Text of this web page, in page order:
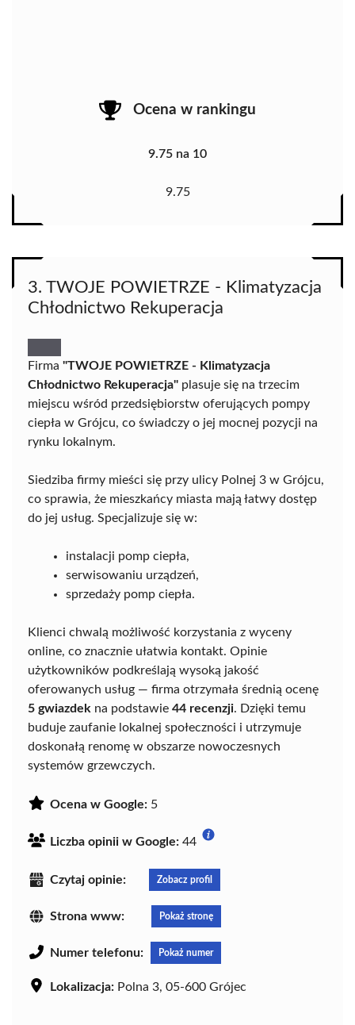
Ocena w rankingu
9.75 na 10
9.75
3. TWOJE POWIETRZE - Klimatyzacja
Chłodnictwo Rekuperacja
Firma "TWOJE POWIETRZE - Klimatyzacja
Chłodnictwo Rekuperacja" plasuje się na trzecim
miejscu wśród przedsiębiorstw oferujących pompy
ciepła w Grójcu, co świadczy o jej mocnej pozycji na
rynku lokalnym.
Siedziba firmy mieści się przy ulicy Polnej 3 w Grójcu,
co sprawia, że mieszkańcy miasta mają łatwy dostęp
do jej usług. Specjalizuje się w:
instalacji pomp ciepła,
serwisowaniu urządzeń,
sprzedaży pomp ciepła.
Klienci chwalą możliwość korzystania z wyceny
online, co znacznie ułatwia kontakt. Opinie
użytkowników podkreślają wysoką jakość
oferowanych usług — firma otrzymała średnią ocenę
5 gwiazdek na podstawie 44 recenzji. Dzięki temu
buduje zaufanie lokalnej społeczności i utrzymuje
doskonałą renomę w obszarze nowoczesnych
systemów grzewczych.
Ocena w Google: 5
Liczba opinii w Google: 44
Czytaj opinie: Zobacz profil
Strona www: Pokaż stronę
Numer telefonu: Pokaż numer
Lokalizacja: Polna 3, 05-600 Grójec